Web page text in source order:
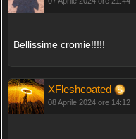
Bellissime cromie!!!!!
XFleshcoated
08 Aprile 2024 ore 14:12